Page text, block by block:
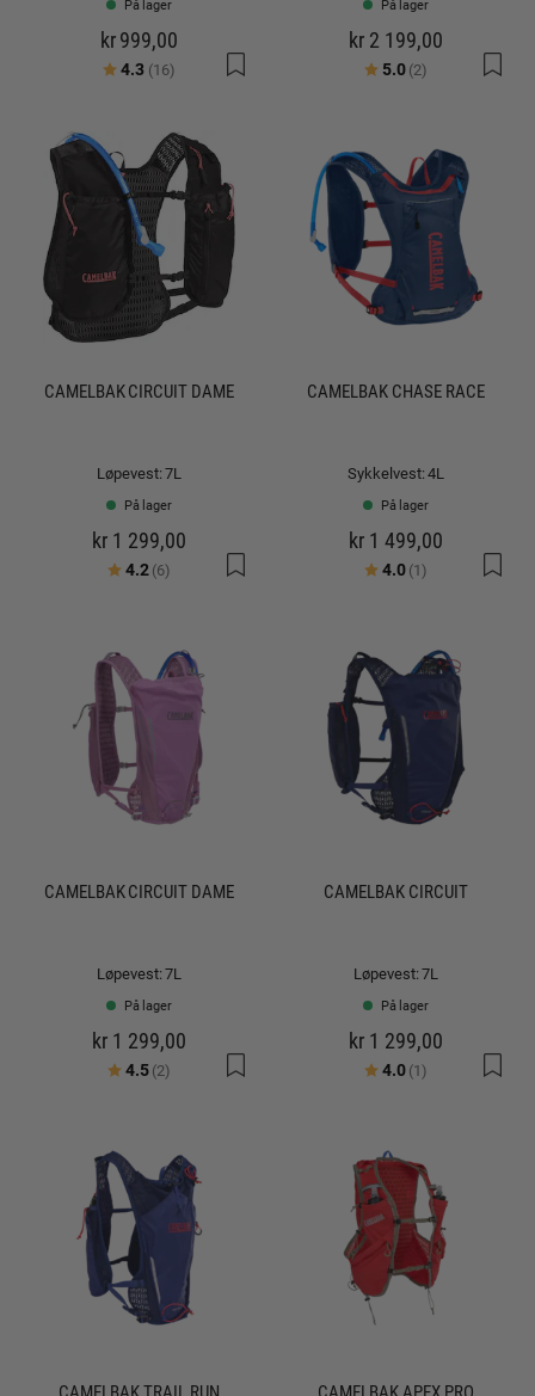
På lager
kr 999,00
Karakter:
4.3 (16) av 5 mulige
På lager
kr 2 199,00
Karakter:
5.0(2) av 5 mulige
CAMELBAK CIRCUIT DAME
Løpevest: 7L
På lager
kr 1 299,00
Karakter:
4.2(6) av 5 mulige
CAMELBAK CHASE RACE
Sykkelvest: 4L
På lager
kr 1 499,00
Karakter:
4.0(1) av 5 mulige
CAMELBAK CIRCUIT DAME
Løpevest: 7L
På lager
kr 1 299,00
Karakter:
4.5(2) av 5 mulige
CAMELBAK CIRCUIT
Løpevest: 7L
På lager
kr 1 299,00
Karakter:
4.0(1) av 5 mulige
CAMELBAK TRAIL RUN CAMELBAK APEX PRO